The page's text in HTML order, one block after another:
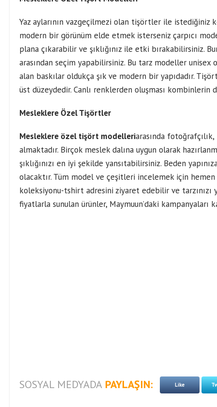
Yaz aylarının vazgeçilmezi olan tişörtler ile istediğiniz
modern bir görünüm elde etmek isterseniz çarpıcı
plana çıkarabilir ve şıklığınız ile etki bırakabilirsiniz.
arasından seçim yapabilirsiniz. Bu tarz modeller
alan baskılar oldukça şık ve modern bir yapıdadır.
üst düzeydedir. Canlı renklerden oluşması kombinlerin
Mesleklere Özel Tişörtler
Mesleklere özel tişört modelleriarasında
almaktadır. Birçok meslek dalına uygun olarak
şıklığınızı en iyi şekilde yansıtabilirsiniz. Beden
olacaktır. Tüm model ve çeşitleri incelemek için hemen
koleksiyonu-tshirt adresini ziyaret edebilir ve tarzınızı
fiyatlarla sunulan ürünler, Maymuun’daki kampanyaları
SOSYAL MEDYADA PAYLAŞIN: Like